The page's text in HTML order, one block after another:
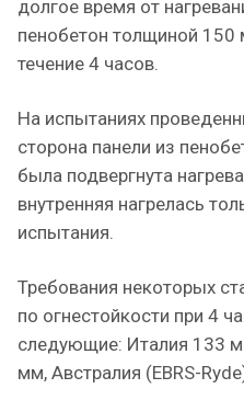
долгое время от
пенобетон толщиной
течение 4 часов.
На испытаниях
сторона панели из
была подвергнута
внутренняя нагрелась
испытания.
Требования некоторых
по огнестойкости при 4
следующие: Италия 133
мм, Австралия (EBRS-